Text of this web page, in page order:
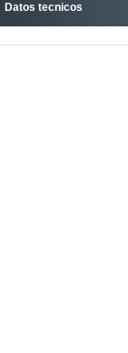
Datos tecnicos